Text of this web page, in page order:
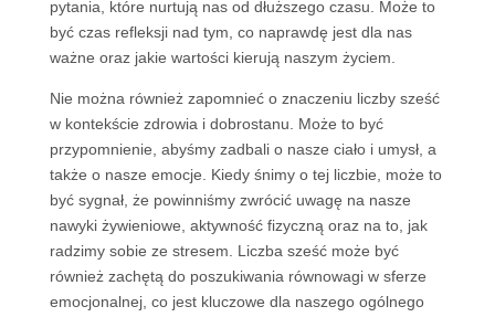
pytania, które nurtują nas od dłuższego czasu. Może to
być czas refleksji nad tym, co naprawdę jest dla nas
ważne oraz jakie wartości kierują naszym życiem.
Nie można również zapomnieć o znaczeniu liczby sześć
w kontekście zdrowia i dobrostanu. Może to być
przypomnienie, abyśmy zadbali o nasze ciało i umysł, a
także o nasze emocje. Kiedy śnimy o tej liczbie, może to
być sygnał, że powinniśmy zwrócić uwagę na nasze
nawyki żywieniowe, aktywność fizyczną oraz na to, jak
radzimy sobie ze stresem. Liczba sześć może być
również zachętą do poszukiwania równowagi w sferze
emocjonalnej, co jest kluczowe dla naszego ogólnego